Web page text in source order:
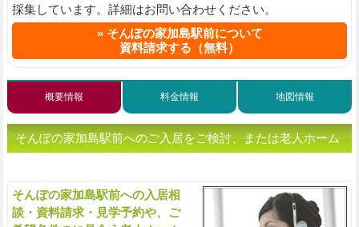
採集しています。詳細はお問い合わせください。
そんぽの家加島駅前について
資料請求する（無料）
概要情報 料金情報 地図情報
そんぽの家加島駅前へのご入居をご検討、または老人ホーム
そんぽの家加島駅前への入居相
談・資料請求・見学予約や、ご